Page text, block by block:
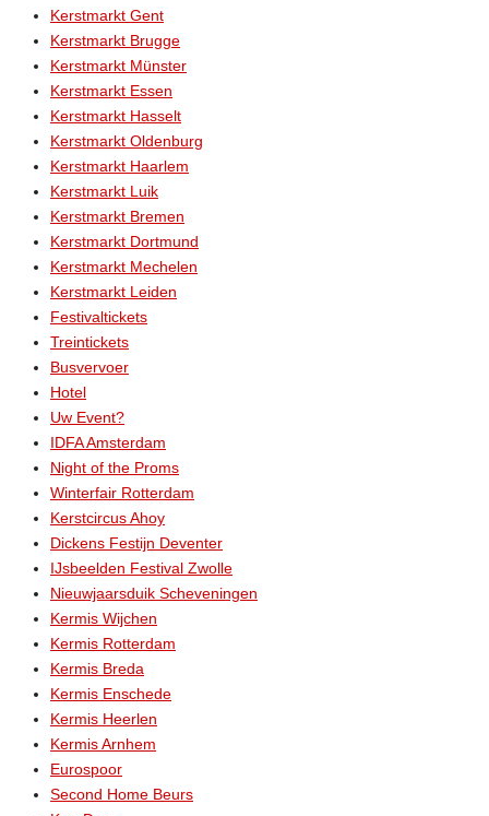
Kerstmarkt Gent
Kerstmarkt Brugge
Kerstmarkt Münster
Kerstmarkt Essen
Kerstmarkt Hasselt
Kerstmarkt Oldenburg
Kerstmarkt Haarlem
Kerstmarkt Luik
Kerstmarkt Bremen
Kerstmarkt Dortmund
Kerstmarkt Mechelen
Kerstmarkt Leiden
Festivaltickets
Treintickets
Busvervoer
Hotel
Uw Event?
IDFA Amsterdam
Night of the Proms
Winterfair Rotterdam
Kerstcircus Ahoy
Dickens Festijn Deventer
IJsbeelden Festival Zwolle
Nieuwjaarsduik Scheveningen
Kermis Wijchen
Kermis Rotterdam
Kermis Breda
Kermis Enschede
Kermis Heerlen
Kermis Arnhem
Eurospoor
Second Home Beurs